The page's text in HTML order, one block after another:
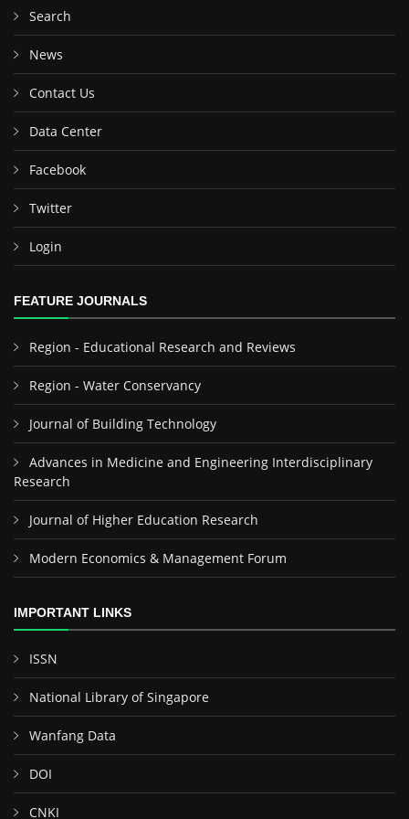
Search
News
Contact Us
Data Center
Facebook
Twitter
Login
FEATURE JOURNALS
Region - Educational Research and Reviews
Region - Water Conservancy
Journal of Building Technology
Advances in Medicine and Engineering Interdisciplinary
Research
Journal of Higher Education Research
Modern Economics & Management Forum
IMPORTANT LINKS
ISSN
National Library of Singapore
Wanfang Data
DOI
CNKI